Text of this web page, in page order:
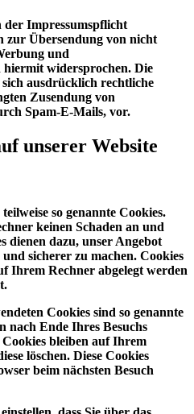
Impressumspflicht
zur Übersendung von nicht
und
widersprochen. Die
ausdrücklich rechtliche
Zusendung von
Spam-E-Mails, vor.
unserer Website
so genannte Cookies.
keinen Schaden an und
dienen dazu, unser Angebot
sicherer zu machen. Cookies
Ihrem Rechner abgelegt werden
Cookies sind so genannte
nach Ende Ihres Besuchs
bleiben auf Ihrem
löschen. Diese Cookies
beim nächsten Besuch